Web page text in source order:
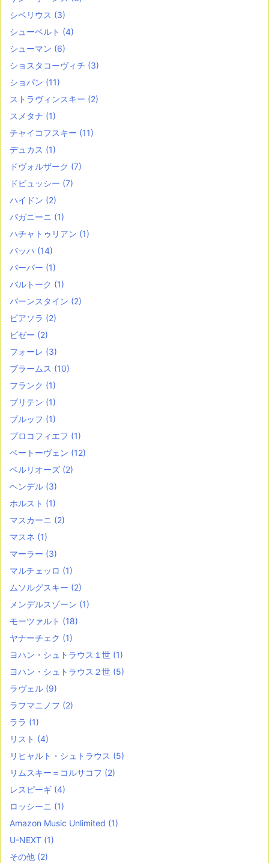
シベリウス (3)
シューベルト (4)
シューマン (6)
ショスタコーヴィチ (3)
ショパン (11)
ストラヴィンスキー (2)
スメタナ (1)
チャイコフスキー (11)
デュカス (1)
ドヴォルザーク (7)
ドビュッシー (7)
ハイドン (2)
パガニーニ (1)
ハチャトゥリアン (1)
バッハ (14)
バーバー (1)
バルトーク (1)
バーンスタイン (2)
ピアソラ (2)
ビゼー (2)
フォーレ (3)
ブラームス (10)
フランク (1)
ブリテン (1)
ブルッフ (1)
プロコフィエフ (1)
ベートーヴェン (12)
ベルリオーズ (2)
ヘンデル (3)
ホルスト (1)
マスカーニ (2)
マスネ (1)
マーラー (3)
マルチェッロ (1)
ムソルグスキー (2)
メンデルスゾーン (1)
モーツァルト (18)
ヤナーチェク (1)
ヨハン・シュトラウス１世 (1)
ヨハン・シュトラウス２世 (5)
ラヴェル (9)
ラフマニノフ (2)
ララ (1)
リスト (4)
リヒャルト・シュトラウス (5)
リムスキー＝コルサコフ (2)
レスピーギ (4)
ロッシーニ (1)
Amazon Music Unlimited (1)
U-NEXT (1)
その他 (2)